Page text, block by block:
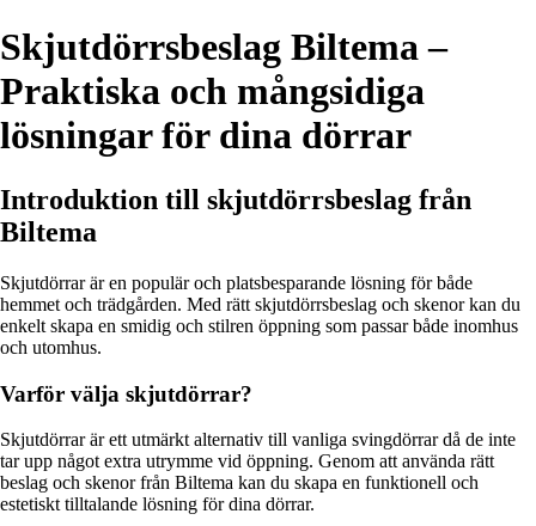
Skjutdörrsbeslag Biltema –
Praktiska och mångsidiga
lösningar för dina dörrar
Introduktion till skjutdörrsbeslag från
Biltema
Skjutdörrar är en populär och platsbesparande lösning för både
hemmet och trädgården. Med rätt skjutdörrsbeslag och skenor kan du
enkelt skapa en smidig och stilren öppning som passar både inomhus
och utomhus.
Varför välja skjutdörrar?
Skjutdörrar är ett utmärkt alternativ till vanliga svingdörrar då de inte
tar upp något extra utrymme vid öppning. Genom att använda rätt
beslag och skenor från Biltema kan du skapa en funktionell och
estetiskt tilltalande lösning för dina dörrar.